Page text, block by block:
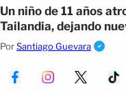
Un niño de 11 años
Tailandia, dejando
heridos en una
PorSantiago Guevara